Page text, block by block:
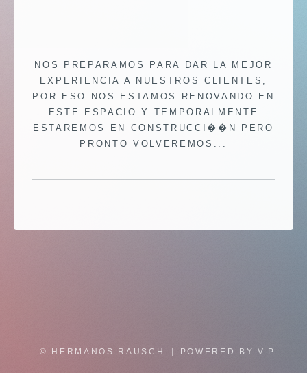
NOS PREPARAMOS PARA DAR LA MEJOR
EXPERIENCIA A NUESTROS CLIENTES,
POR ESO NOS ESTAMOS RENOVANDO EN
ESTE ESPACIO Y TEMPORALMENTE
ESTAREMOS EN CONSTRUCCI��N PERO
PRONTO VOLVEREMOS...
© HERMANOS RAUSCH POWERED BY V.P.